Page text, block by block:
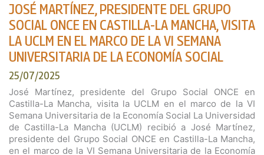
JOSÉ MARTÍNEZ, PRESIDENTE DEL GRUPO
SOCIAL ONCE EN CASTILLA-LA MANCHA, VISITA
LA UCLM EN EL MARCO DE LA VI SEMANA
UNIVERSITARIA DE LA ECONOMÍA SOCIAL
25/07/2025
José Martínez, presidente del Grupo Social ONCE en
Castilla-La Mancha, visita la UCLM en el marco de la VI
Semana Universitaria de la Economía Social La Universidad
de Castilla-La Mancha (UCLM) recibió a José Martínez,
presidente del Grupo Social ONCE en Castilla-La Mancha,
en el marco de la VI Semana Universitaria de la Economía